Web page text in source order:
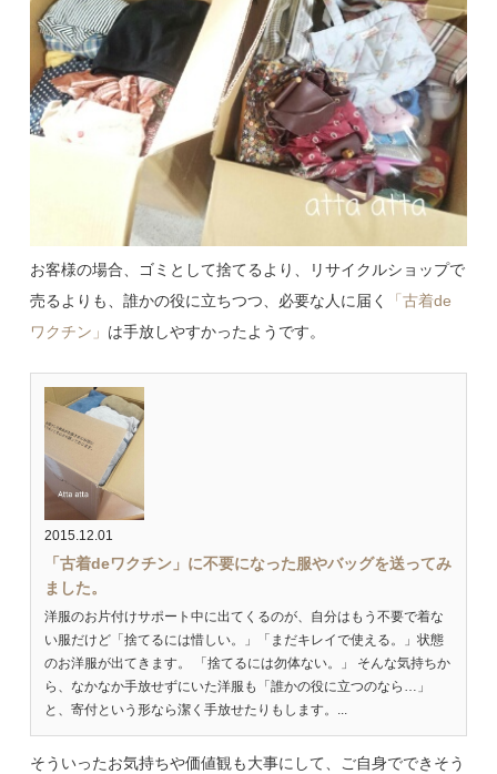
お客様の場合、ゴミとして捨てるより、リサイクルショップで
売るよりも、誰かの役に立ちつつ、必要な人に届く
「古着de
ワクチン」 は手放しやすかったようです。
2015.12.01
「古着deワクチン」に不要になった服やバッグを送ってみ
ました。
洋服のお片付けサポート中に出てくるのが、自分はもう不要で着な
い服だけど「捨てるには惜しい。」「まだキレイで使える。」状態
のお洋服が出てきます。 「捨てるには勿体ない。」 そんな気持ちか
ら、なかなか手放せずにいた洋服も「誰かの役に立つのなら…」
と、寄付という形なら潔く手放せたりもします。...
そういったお気持ちや価値観も大事にして、ご自身でできそう